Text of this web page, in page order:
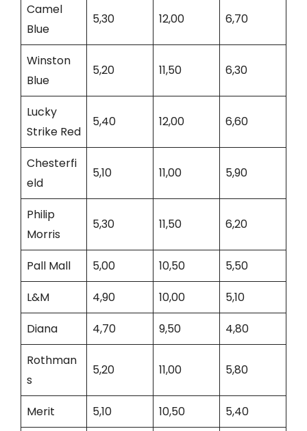
Camel
Blue
5,30 12,00 6,70
Winston
Blue
5,20 11,50 6,30
Lucky
Strike Red
5,40 12,00 6,60
Chesterfi
eld
5,10 11,00 5,90
Philip
Morris
5,30 11,50 6,20
Pall Mall 5,00 10,50
5,50
L&M
4,90 10,00
5,10
Diana
4,70 9,50
4,80
Rothman
s
5,20 11,00 5,80
Merit 5,10 10,50
5,40